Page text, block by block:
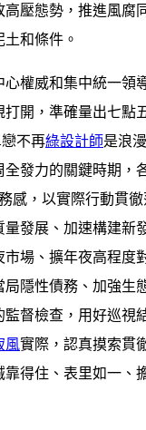
高壓態勢，推進風腐
土和條件。
權威和集中統一領
開，準確量出七點
不再綠設計師是浪
發力的關鍵時期，
感，以實際行動貫
發展、加速構建新
場、擴年夜高程度
隱性債務、加強生
督檢查，用好巡視
風實際，認真摸索貫
得住、表里如一、